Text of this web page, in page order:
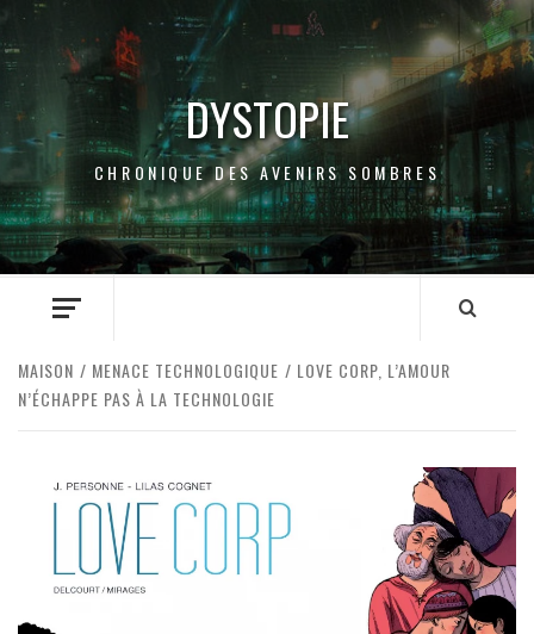
Passer
au
contenu
DYSTOPIE
CHRONIQUE DES AVENIRS SOMBRES
MAISON MENACE TECHNOLOGIQUE
LOVE CORP, L’AMOUR
N’ÉCHAPPE PAS À LA TECHNOLOGIE
UN GENRE CODIFIÉ
DISCLOSURE DAY : UNE
HISTOIRE DE
PAR PROJETDYSTOPIE NONE
12
JUILLET 2026
IA
DALLOWAY,
PAR